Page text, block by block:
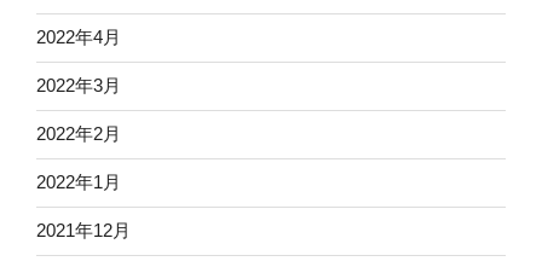
2022年4月
2022年3月
2022年2月
2022年1月
2021年12月